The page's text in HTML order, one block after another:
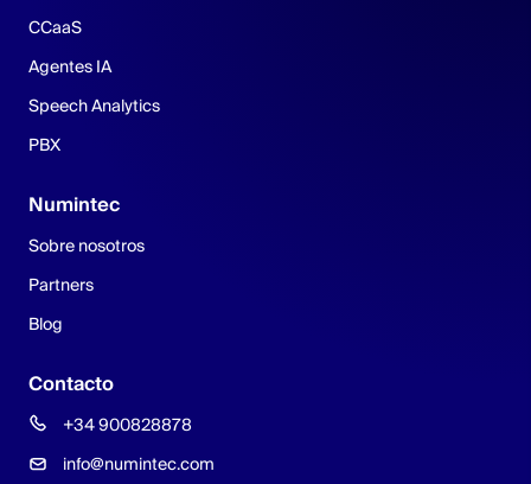
CCaaS
Agentes IA
Speech Analytics
PBX
Numintec
Sobre nosotros
Partners
Blog
Contacto
+34 900828878
info@numintec.com